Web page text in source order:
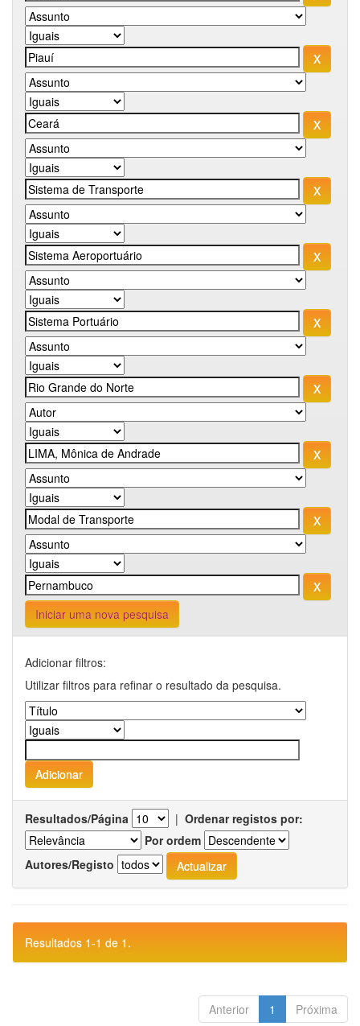
Iniciar uma nova pesquisa
Adicionar filtros:
Utilizar filtros para refinar o resultado da pesquisa.
Resultados/Página | Ordenar registos por:
Por ordem
Autores/Registo
Resultados 1-1 de 1.
Anterior 1 Próxima